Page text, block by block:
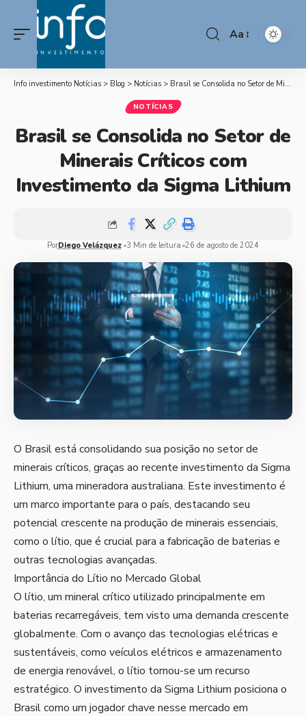
Aa
Info investimento Notícias > Blog > Notícias > Brasil se Consolida no Setor de Minerais Críticos com Investimento da Sigma Lithium
NOTÍCIAS
Brasil se Consolida no Setor de
Minerais Críticos com
Investimento da Sigma Lithium
PorDiego Velázquez 3 Min de leitura 26 de agosto de 2024
O Brasil está consolidando sua posição no setor de
minerais críticos, graças ao recente investimento da Sigma
Lithium, uma mineradora australiana. Este investimento é
um marco importante para o país, destacando seu
potencial crescente na produção de minerais essenciais,
como o lítio, que é crucial para a fabricação de baterias e
outras tecnologias avançadas.
Importância do Lítio no Mercado Global
O lítio, um mineral crítico utilizado principalmente em
baterias recarregáveis, tem visto uma demanda crescente
globalmente. Com o avanço das tecnologias elétricas e
sustentáveis, como veículos elétricos e armazenamento
de energia renovável, o lítio tornou-se um recurso
estratégico. O investimento da Sigma Lithium posiciona o
Brasil como um jogador chave nesse mercado em